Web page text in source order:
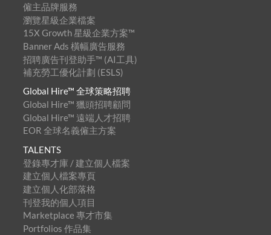
僱主品牌服務
瀏覽星級企業檔案
15X Growth 星級企業方案™
Banner Ads 橫幅廣告服務
招聘廣告刊登助手™ (AI工具)
補充勞工優化計劃 (ESLS)
Global Hire™ 全球策略招聘
Global Hire™ 獵頭招聘顧問
Global Hire™ 遠端人才招聘
EOR 全球名義僱主方案
TALENTS
登錄專才庫 / 建立個人檔案
建立個人檔案專頁
建立個人化部落格
刊登我的個人項目
Marketplace 專才市集
Portfolios 作品集